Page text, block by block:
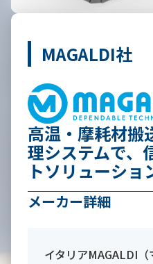
MAGALDI社
高温・摩耗材搬
理システムで、
トソリューショ
メーカー詳細
イタリアMAGALDI（